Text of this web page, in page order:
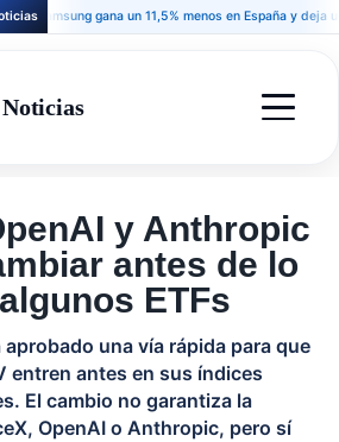
Samsung gana un 11,5% menos en España y deja una
y Anthropic
antes de lo
ETFs
aprobado una vía rápida para que
entren antes en sus índices
El cambio no garantiza la
OpenAI o Anthropic, pero sí